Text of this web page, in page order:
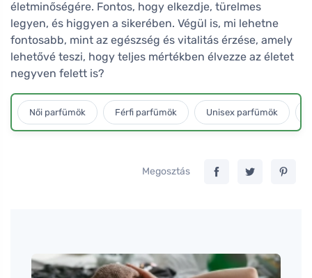
életminőségére. Fontos, hogy elkezdje, türelmes
legyen, és higgyen a sikerében. Végül is, mi lehetne
fontosabb, mint az egészség és vitalitás érzése, amely
lehetővé teszi, hogy teljes mértékben élvezze az életet
negyven felett is?
Női parfümök Férfi parfümök Unisex parfümök
Megosztás